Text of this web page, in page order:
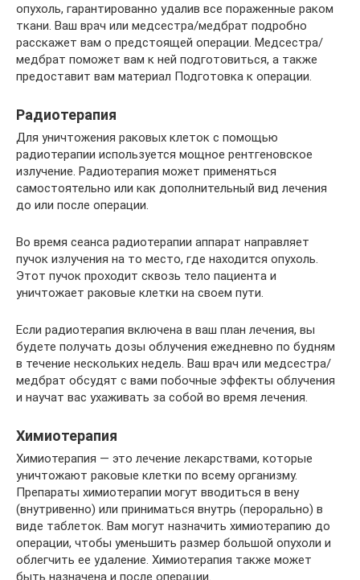
опухоль, гарантированно удалив все пораженные раком
ткани. Ваш врач или медсестра/медбрат подробно
расскажет вам о предстоящей операции. Медсестра/
медбрат поможет вам к ней подготовиться, а также
предоставит вам материал Подготовка к операции.
Радиотерапия
Для уничтожения раковых клеток с помощью
радиотерапии используется мощное рентгеновское
излучение. Радиотерапия может применяться
самостоятельно или как дополнительный вид лечения
до или после операции.
Во время сеанса радиотерапии аппарат направляет
пучок излучения на то место, где находится опухоль.
Этот пучок проходит сквозь тело пациента и
уничтожает раковые клетки на своем пути.
Если радиотерапия включена в ваш план лечения, вы
будете получать дозы облучения ежедневно по будням
в течение нескольких недель. Ваш врач или медсестра/
медбрат обсудят с вами побочные эффекты облучения
и научат вас ухаживать за собой во время лечения.
Химиотерапия
Химиотерапия — это лечение лекарствами, которые
уничтожают раковые клетки по всему организму.
Препараты химиотерапии могут вводиться в вену
(внутривенно) или приниматься внутрь (перорально) в
виде таблеток. Вам могут назначить химиотерапию до
операции, чтобы уменьшить размер большой опухоли и
облегчить ее удаление. Химиотерапия также может
быть назначена и после операции.